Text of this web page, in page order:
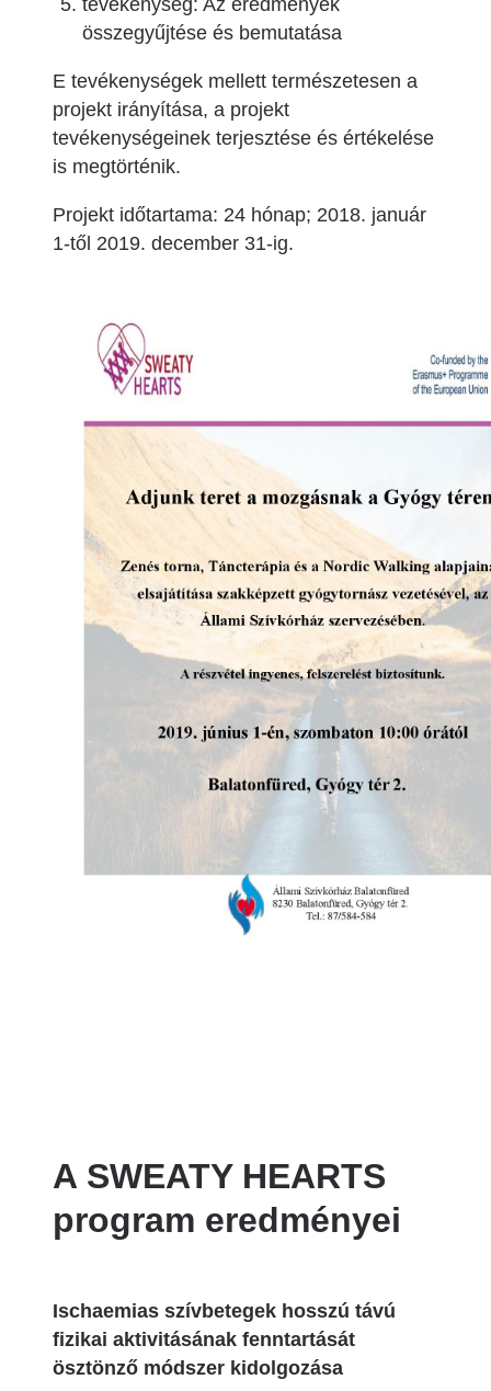
tevékenység: Az eredmények
összegyűjtése és bemutatása
E tevékenységek mellett természetesen a
projekt irányítása, a projekt
tevékenységeinek terjesztése és értékelése
is megtörténik.
Projekt időtartama: 24 hónap; 2018. január
1-től 2019. december 31-ig.
A SWEATY HEARTS
program eredményei
Ischaemias szívbetegek hosszú távú
fizikai aktivitásának fenntartását
ösztönző módszer kidolgozása